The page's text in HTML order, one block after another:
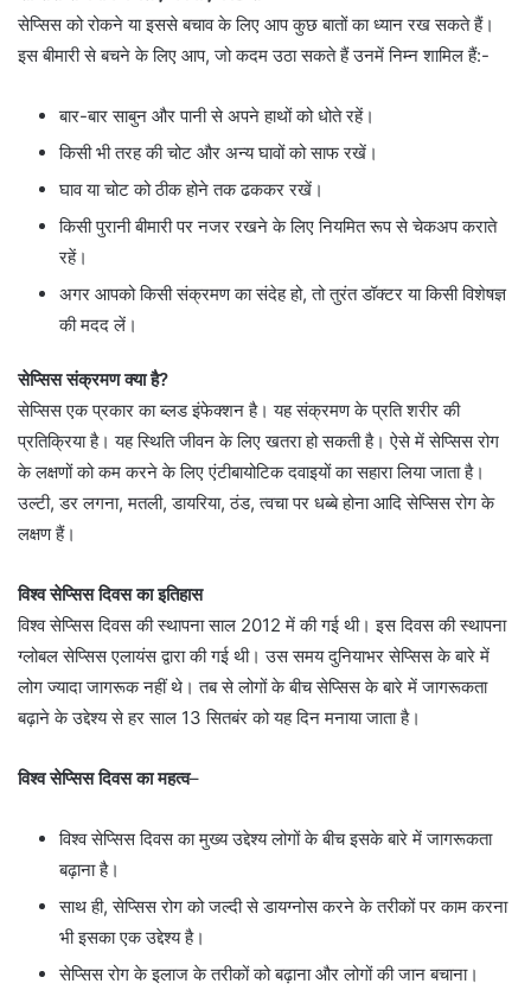
सेप्सिस को रोकने या इससे बचाव के लिए आप कुछ बातों का ध्यान रख सकते हैं।
इस बीमारी से बचने के लिए आप, जो कदम उठा सकते हैं उनमें निम्न शामिल हैं:-
बार-बार साबुन और पानी से अपने हाथों को धोते रहें।
किसी भी तरह की चोट और अन्य घावों को साफ रखें।
घाव या चोट को ठीक होने तक ढककर रखें।
किसी पुरानी बीमारी पर नजर रखने के लिए नियमित रूप से चेकअप कराते
रहें।
अगर आपको किसी संक्रमण का संदेह हो, तो तुरंत डॉक्टर या किसी विशेषज्ञ
की मदद लें।
सेप्सिस संक्रमण क्या है?
सेप्सिस एक प्रकार का ब्लड इंफेक्शन है। यह संक्रमण के प्रति शरीर की
प्रतिक्रिया है। यह स्थिति जीवन के लिए खतरा हो सकती है। ऐसे में सेप्सिस रोग
के लक्षणों को कम करने के लिए एंटीबायोटिक दवाइयों का सहारा लिया जाता है।
उल्टी, डर लगना, मतली, डायरिया, ठंड, त्वचा पर धब्बे होना आदि सेप्सिस रोग के
लक्षण हैं।
विश्व सेप्सिस दिवस का इतिहास
विश्व सेप्सिस दिवस की स्थापना साल 2012 में की गई थी। इस दिवस की स्थापना
ग्लोबल सेप्सिस एलायंस द्वारा की गई थी। उस समय दुनियाभर सेप्सिस के बारे में
लोग ज्यादा जागरूक नहीं थे। तब से लोगों के बीच सेप्सिस के बारे में जागरूकता
बढ़ाने के उद्देश्य से हर साल 13 सितबंर को यह दिन मनाया जाता है।
विश्व सेप्सिस दिवस का महत्व–
विश्व सेप्सिस दिवस का मुख्य उद्देश्य लोगों के बीच इसके बारे में जागरूकता
बढ़ाना है।
साथ ही, सेप्सिस रोग को जल्दी से डायग्नोस करने के तरीकों पर काम करना
भी इसका एक उद्देश्य है।
सेप्सिस रोग के इलाज के तरीकों को बढ़ाना और लोगों की जान बचाना।